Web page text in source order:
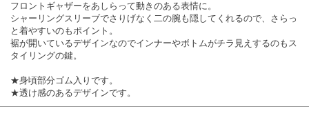
フロントギャザーをあしらって動きのある表情に。
シャーリングスリーブでさりげなく二の腕も隠してくれるので、さらっ
と着やすいのもポイント。
裾が開いているデザインなのでインナーやボトムがチラ見えするのもス
タイリングの鍵。
★身頃部分ゴム入りです。
★透け感のあるデザインです。